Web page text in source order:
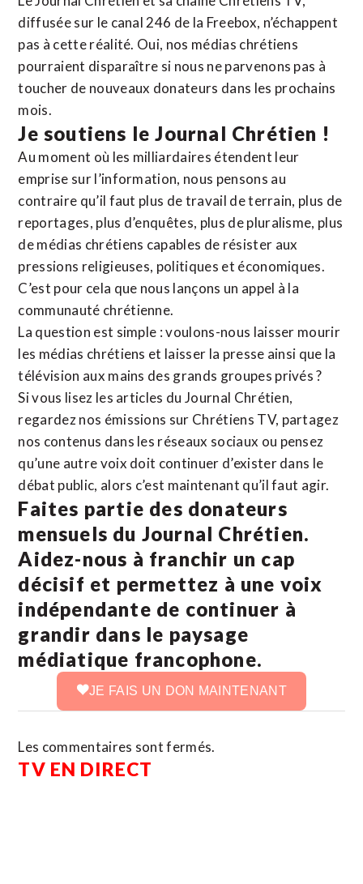
diffusée sur le canal 246 de la Freebox, n’échappent
pas à cette réalité. Oui, nos médias chrétiens
pourraient disparaître si nous ne parvenons pas à
toucher de nouveaux donateurs dans les prochains
mois.
Je soutiens le Journal Chrétien !
Au moment où les milliardaires étendent leur
emprise sur l’information, nous pensons au
contraire qu’il faut plus de travail de terrain, plus de
reportages, plus d’enquêtes, plus de pluralisme, plus
de médias chrétiens capables de résister aux
pressions religieuses, politiques et économiques.
C’est pour cela que nous lançons un appel à la
communauté chrétienne.
La question est simple : voulons-nous laisser mourir
les médias chrétiens et laisser la presse ainsi que la
télévision aux mains des grands groupes privés ?
Si vous lisez les articles du Journal Chrétien,
regardez nos émissions sur Chrétiens TV, partagez
nos contenus dans les réseaux sociaux ou pensez
qu’une autre voix doit continuer d’exister dans le
débat public, alors c’est maintenant qu’il faut agir.
Faites partie des donateurs
mensuels du Journal Chrétien.
Aidez-nous à franchir un cap
décisif et permettez à une voix
indépendante de continuer à
grandir dans le paysage
médiatique francophone.
JE FAIS UN DON MAINTENANT
Les commentaires sont fermés.
TV EN DIRECT